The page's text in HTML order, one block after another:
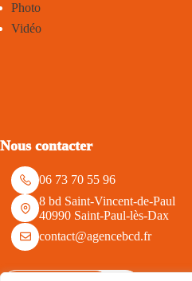
Photo
Vidéo
Nous contacter
06 73 70 55 96
8 bd Saint-Vincent-de-Paul
40990 Saint-Paul-lès-Dax
contact@agencebcd.fr